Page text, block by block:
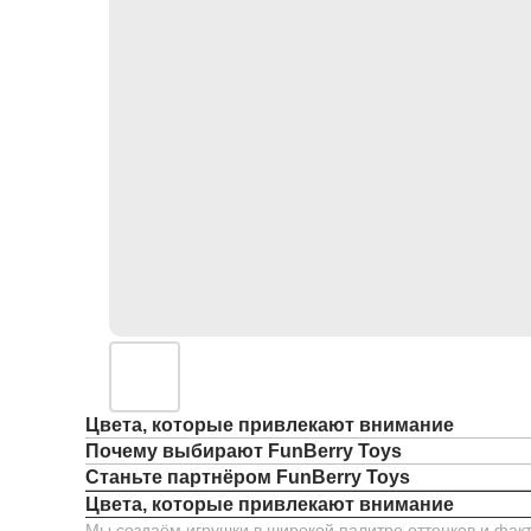
Цвета, которые привлекают внимание
Почему выбирают FunBerry Toys
Станьте партнёром FunBerry Toys
Цвета, которые привлекают внимание